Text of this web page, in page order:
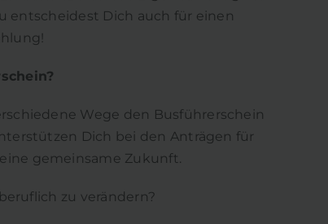
entscheidest Dich auch für einen
Wege den Busführerschein
Dich bei den Anträgen für
gemeinsame Zukunft.
zu verändern?